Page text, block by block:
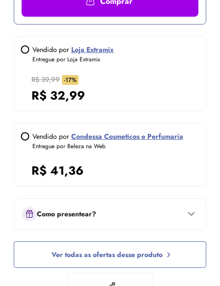
Vendido por Loja Extramix
Entregue por Loja Extramix
R$ 39,99 -17%
R$ 32,99
Vendido por Condessa Cosmeticos e Perfumaria
Entregue por Beleza na Web
R$ 41,36
Como presentear?
Ver todas as ofertas desse produto